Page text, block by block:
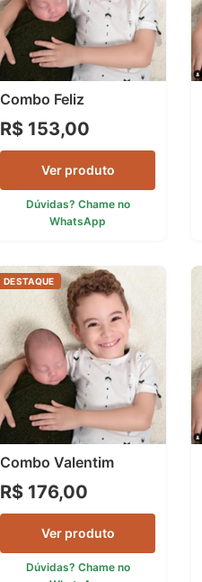
Combo Feliz
R$ 153,00
Ver produto
Dúvidas? Chame no
WhatsApp
DESTAQUE
Combo Valentim
R$ 176,00
Ver produto
Dúvidas? Chame no